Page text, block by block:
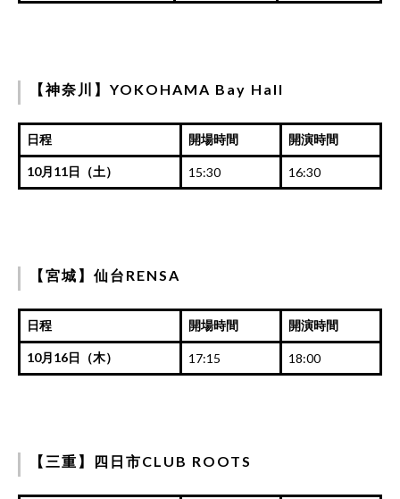
【神奈川】YOKOHAMA Bay Hall
日程 開場時間 開演時間
10月11日（土） 15:30 16:30
【宮城】仙台RENSA
日程 開場時間 開演時間
10月16日（木） 17:15 18:00
【三重】四日市CLUB ROOTS